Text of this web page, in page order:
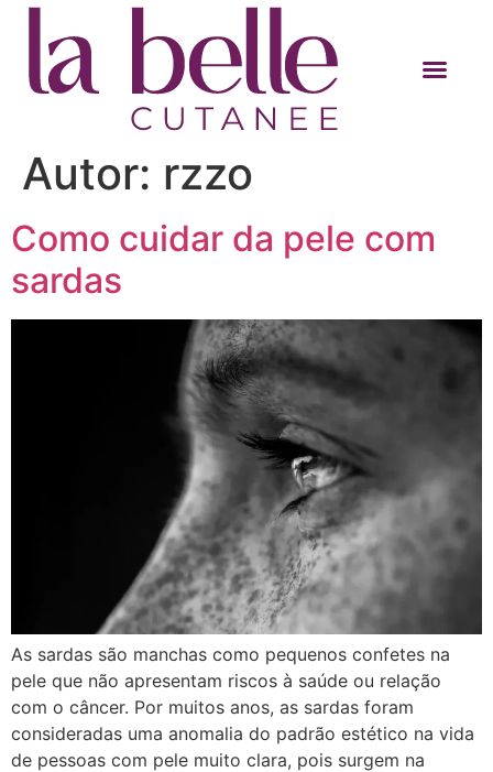
Autor: rzzo
Como cuidar da pele com
sardas
As sardas são manchas como pequenos confetes na
pele que não apresentam riscos à saúde ou relação
com o câncer. Por muitos anos, as sardas foram
consideradas uma anomalia do padrão estético na vida
de pessoas com pele muito clara, pois surgem na